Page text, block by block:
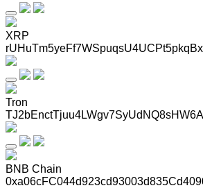
XRP
Tron
BNB Chain